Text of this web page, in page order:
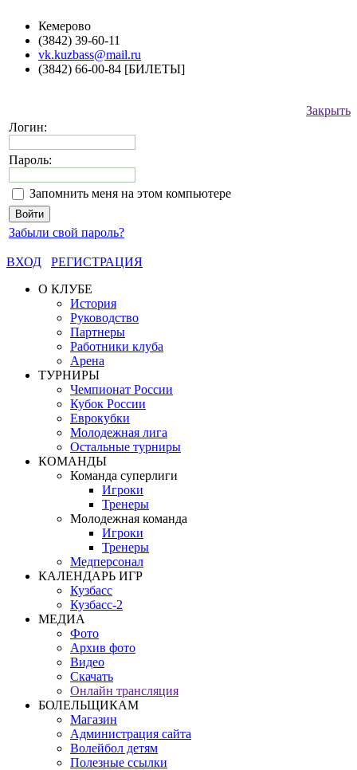
Кемерово
(3842) 39-60-11
vk.kuzbass@mail.ru
(3842) 66-00-84 [БИЛЕТЫ]
Закрыть
Логин:
Пароль:
Запомнить меня на этом компьютере
Забыли свой пароль?
ВХОД
РЕГИСТРАЦИЯ
О КЛУБЕ
История
Руководство
Партнеры
Работники клуба
Арена
ТУРНИРЫ
Чемпионат России
Кубок России
Еврокубки
Молодежная лига
Остальные турниры
КОМАНДЫ
Команда суперлиги
Игроки
Тренеры
Молодежная команда
Игроки
Тренеры
Медперсонал
КАЛЕНДАРЬ ИГР
Кузбасс
Кузбасс-2
МЕДИА
Фото
Архив фото
Видео
Скачать
Онлайн трансляция
БОЛЕЛЬЩИКАМ
Магазин
Администрация сайта
Волейбол детям
Полезные ссылки